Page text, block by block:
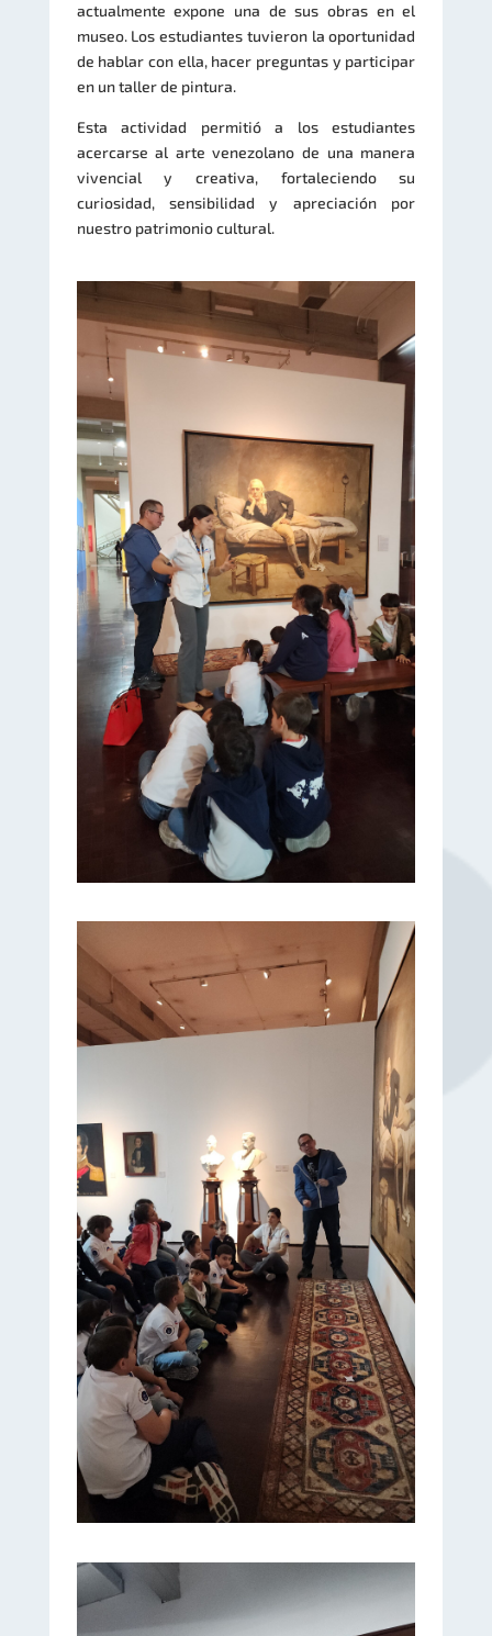
actualmente expone una de sus obras en el
museo. Los estudiantes tuvieron la oportunidad
de hablar con ella, hacer preguntas y participar
en un taller de pintura.
Esta actividad permitió a los estudiantes
acercarse al arte venezolano de una manera
vivencial y creativa, fortaleciendo su
curiosidad, sensibilidad y apreciación por
nuestro patrimonio cultural.